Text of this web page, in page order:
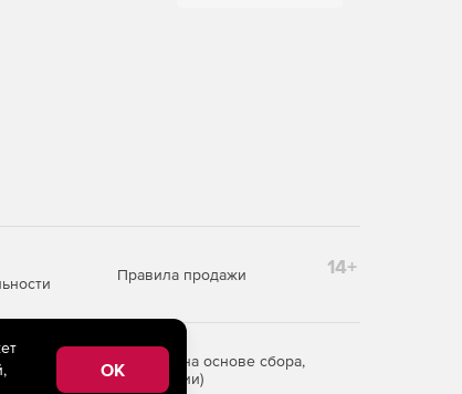
Правила продажи 14+
информации на основе сбора,
Российской Федерации)
OK